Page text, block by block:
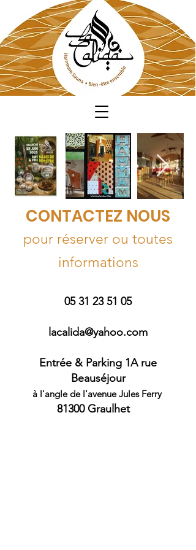
CONTACTEZ NOUS
pour réserver ou toutes
informations
05 31 23 51 05
lacalida@yahoo.com
Entrée & Parking 1A rue
Beauséjour
à l'angle de l'avenue JulesFerry
81300 Graulhet